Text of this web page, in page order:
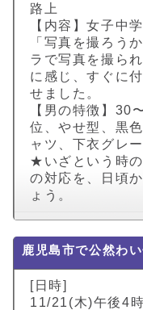
路上
【内容】女子中
「写真を撮ろう
ラで写真を撮ら
に感じ、すぐに
せました。
【男の特徴】30
位、やせ型、黒
ャツ、下衣グレ
★いざという時
の対応を、日頃
ょう。
鹿児島市で公然わ
[日時]
11/21(木)午後4